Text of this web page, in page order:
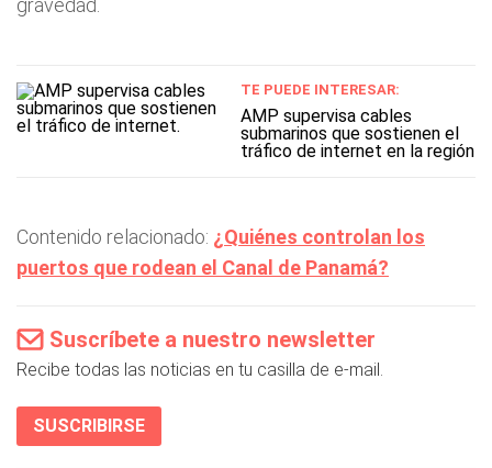
gravedad.
TE PUEDE INTERESAR:
AMP supervisa cables
submarinos que sostienen el
tráfico de internet en la región
Contenido relacionado: ¿Quiénes controlan los
puertos que rodean el Canal de Panamá?
Suscríbete a nuestro newsletter
Recibe todas las noticias en tu casilla de e-mail.
SUSCRIBIRSE